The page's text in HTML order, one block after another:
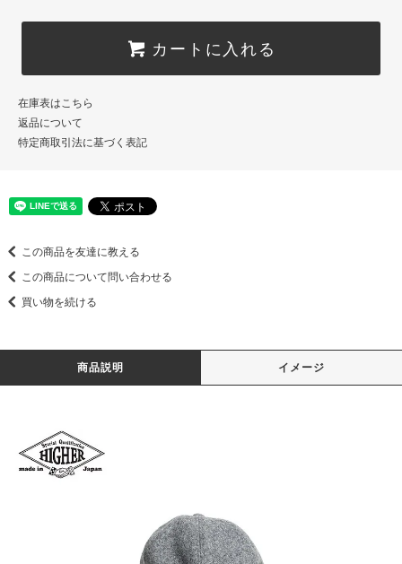
カートに入れる
在庫表はこちら
返品について
特定商取引法に基づく表記
この商品を友達に教える
この商品について問い合わせる
買い物を続ける
商品説明 イメージ